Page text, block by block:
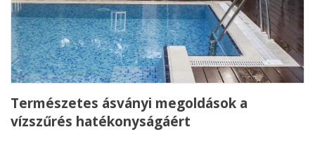
Természetes ásványi megoldások a
vízszűrés hatékonyságáért